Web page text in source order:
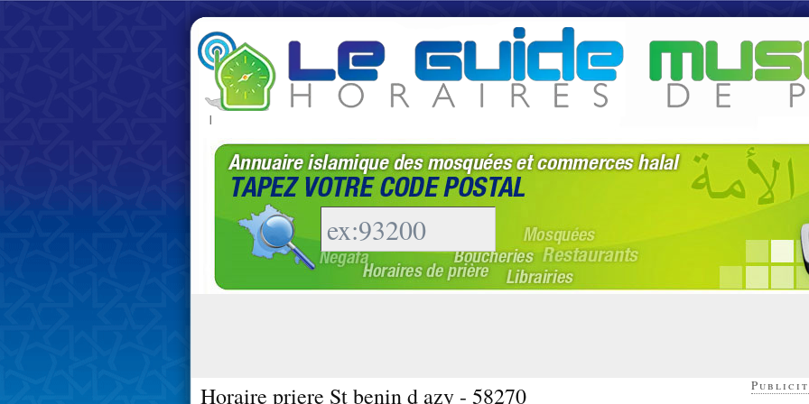
|
Horaire priere St benin d azy - 58270